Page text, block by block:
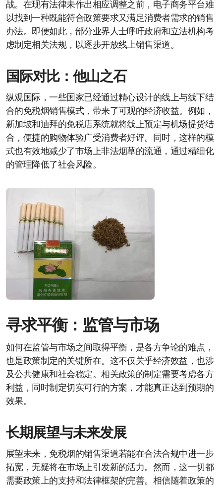
战。在现有法律未作出相应调整之前，电子商务平台难
以找到一种既能符合政策要求又满足消费者需求的销售
办法。即便如此，部分业界人士呼吁政府和立法机构考
虑制定相关法规，以逐步开放线上销售渠道。
国际对比：他山之石
纵观国际，一些国家已经通过精心设计的线上与线下结
合的免税烟销售模式，带来了可观的经济收益。例如，
新加坡和迪拜的免税店系统就将线上预定与机场提货结
合，便捷的购物体验广受消费者好评。同时，这样的模
式也有效地减少了市场上非法烟草的流通，通过精细化
的管理降低了社会风险。
寻求平衡：监管与市场
如何在监管与市场之间取得平衡，是各方争论的难点，
也是政策制定的关键所在。这不仅关乎经济效益，也涉
及公共健康和社会稳定。相关政策的制定需要考虑各方
利益，同时制定切实可行的方案，才能真正达到预期的
效果。
长期展望与未来发展
展望未来，免税烟的销售渠道若能在合法合规中进一步
拓宽，无疑将在市场上引发新的活力。然而，这一切都
需要政策上的支持和法律框架的完善。相信随着政策的